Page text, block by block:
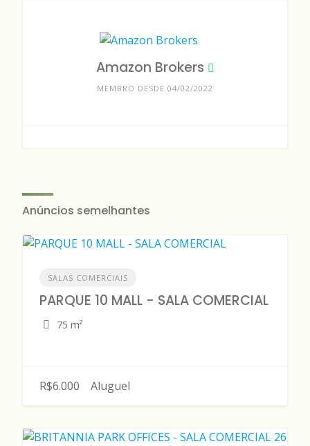
Amazon Brokers
MEMBRO DESDE 04/02/2022
Anúncios semelhantes
SALAS COMERCIAIS
PARQUE 10 MALL - SALA COMERCIAL
75 m²
R$6.000 Aluguel